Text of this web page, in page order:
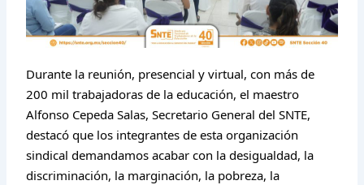
Durante la reunión, presencial y virtual, con más de
200 miltrabajadoras de la educación, el maestro
Alfonso Cepeda Salas, Secretario General del SNTE,
destacó que los integrantes de esta organización
sindical demandamos acabar con la desigualdad, la
discriminación, la marginación, la pobreza, la